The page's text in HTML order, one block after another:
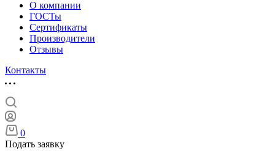
О компании
ГОСТы
Сертификаты
Производители
Отзывы
Контакты
0
Подать заявку